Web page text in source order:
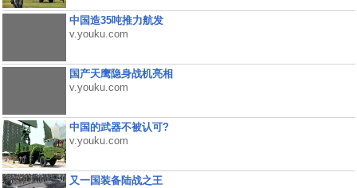
中国造35吨推力航发
v.youku.com
国产天鹰隐身战机亮相
v.youku.com
中国的武器不被认可?
v.youku.com
又一国装备陆战之王